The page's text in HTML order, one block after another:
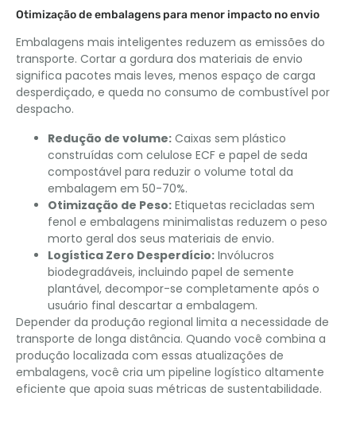
Otimização de embalagens para menor impacto no envio
Embalagens mais inteligentes reduzem as emissões do
transporte. Cortar a gordura dos materiais de envio
significa pacotes mais leves, menos espaço de carga
desperdiçado, e queda no consumo de combustível por
despacho.
Redução de volume: Caixas sem plástico
construídas com celulose ECF e papel de seda
compostável para reduzir o volume total da
embalagem em 50-70%.
Otimização de Peso: Etiquetas recicladas sem
fenol e embalagens minimalistas reduzem o peso
morto geral dos seus materiais de envio.
Logística Zero Desperdício: Invólucros
biodegradáveis, incluindo papel de semente
plantável, decompor-se completamente após o
usuário final descartar a embalagem.
Depender da produção regional limita a necessidade de
transporte de longa distância. Quando você combina a
produção localizada com essas atualizações de
embalagens, você cria um pipeline logístico altamente
eficiente que apoia suas métricas de sustentabilidade.